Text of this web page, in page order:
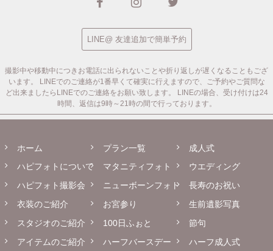
LINE@ 友達追加で簡単予約
撮影中や移動中につきお電話に出られないことや折り返しが遅くなることもござ
います。
LINEでのご連絡が1番早くて確実に行えますので、ご予約やご質問な
ど出来ましたらLINEでのご連絡をお願い致します。
LINEの場合、受け付けは24
時間、返信は9時～21時の間で行っております。
ホーム
ハピフォトについて
ハピフォト撮影会
衣装のご紹介
スタジオのご紹介
アイテムのご紹介
プラン一覧
マタニティフォト
ニューボーンフォト
お宮参り
100日ふぉと
ハーフバースデー
成人式
ウエディング
長寿のお祝い
生前遺影写真
節句
ハーフ成人式